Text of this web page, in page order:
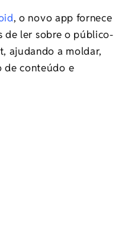
, o novo app fornece
de ler sobre o público-
ajudando a moldar,
de conteúdo e